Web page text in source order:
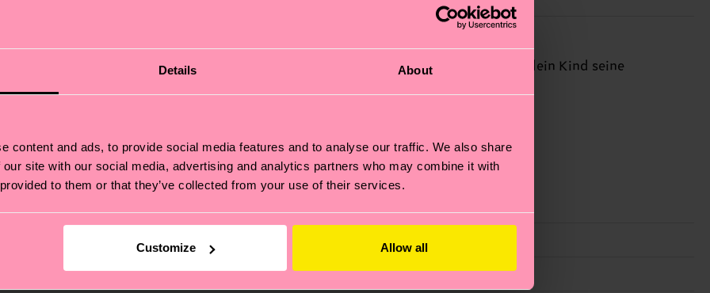
Details About
content and ads, to provide social media features and to analyse our traffic. We also share
site with our social media, advertising and analytics partners who may combine it with
to them or that they’ve collected from your use of their services.
Customize Allow all
Pride. Dieses Geschenkset passt zu unseren Socken in Erwachsenengröße, damit dein Kind seine
Alle Socken für Kinder sind aus Biobaumwolle hergestellt.